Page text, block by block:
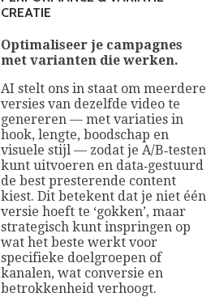
CREATIE
Optimaliseer je campagnes
met varianten die werken.
AI stelt ons in staat om meerdere
versies van dezelfde video te
genereren — met variaties in
hook, lengte, boodschap en
visuele stijl — zodat je A/B‑testen
kunt uitvoeren en data‑gestuurd
de best presterende content
kiest. Dit betekent dat je niet één
versie hoeft te ‘gokken’, maar
strategisch kunt inspringen op
wat het beste werkt voor
specifieke doelgroepen of
kanalen, wat conversie en
betrokkenheid verhoogt.